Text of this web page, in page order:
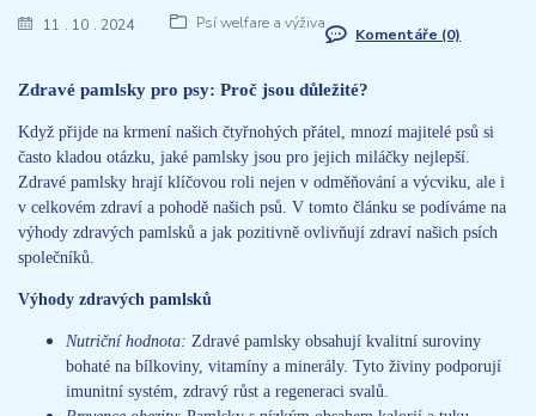
11 10 2024 Psí welfare a výživa
Komentáře (0)
Zdravé pamlsky pro psy: Proč jsou důležité?
Když přijde na krmení našich čtyřnohých přátel, mnozí majitelé psů si
často kladou otázku, jaké pamlsky jsou pro jejich miláčky nejlepší.
Zdravé pamlsky hrají klíčovou roli nejen v odměňování a výcviku, ale i
v celkovém zdraví a pohodě našich psů. V tomto článku se podíváme na
výhody zdravých pamlsků a jak pozitivně ovlivňují zdraví našich psích
společníků.
Výhody zdravých pamlsků
Nutriční hodnota: Zdravé pamlsky obsahují kvalitní suroviny
bohaté na bílkoviny, vitamíny a minerály. Tyto živiny podporují
imunitní systém, zdravý růst a regeneraci svalů.